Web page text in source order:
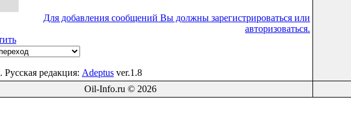
Для добавления сообщений Вы должны зарегистрироваться или
авторизоваться.
. Русская редакция: Adeptus ver.1.8
Oil-Info.ru © 2026